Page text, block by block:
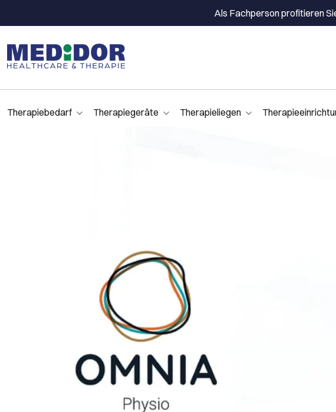
Als Fachperson profitieren
Therapiebedarf Therapiegeräte Therapieliegen